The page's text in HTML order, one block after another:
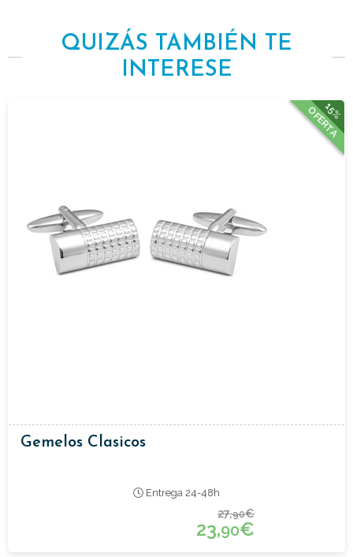
QUIZÁS TAMBIÉN TE
INTERESE
15%
OFERTA
Gemelos Clasicos
Entrega 24-48h
27,90€
23,90€